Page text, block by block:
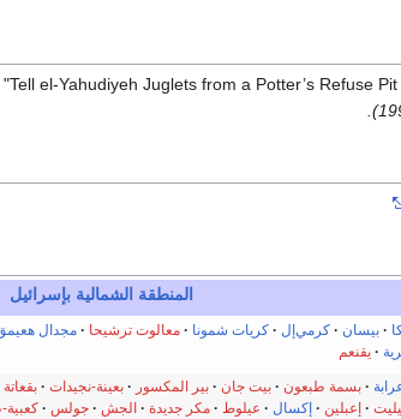
el-Yahudiyeh Juglets from a Potter’s Refuse Pit
المنطقة الشمالية بإسرائيل
بيسان كرمي‌إل كريات شمونا معالوت ترشيحا مجدال
يقنعم
بسمة طبعون بيت جان بير المكسور بعينة-نجيدات بقعاتة
إعبلين إكسال عيلوط مكر جديدة الجش جولس